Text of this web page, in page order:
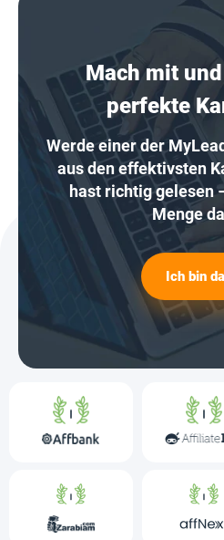
Mach mit
perfekte
Werde einer der
aus den effektivsten
hast richtig gelesen
Menge
Ich bin